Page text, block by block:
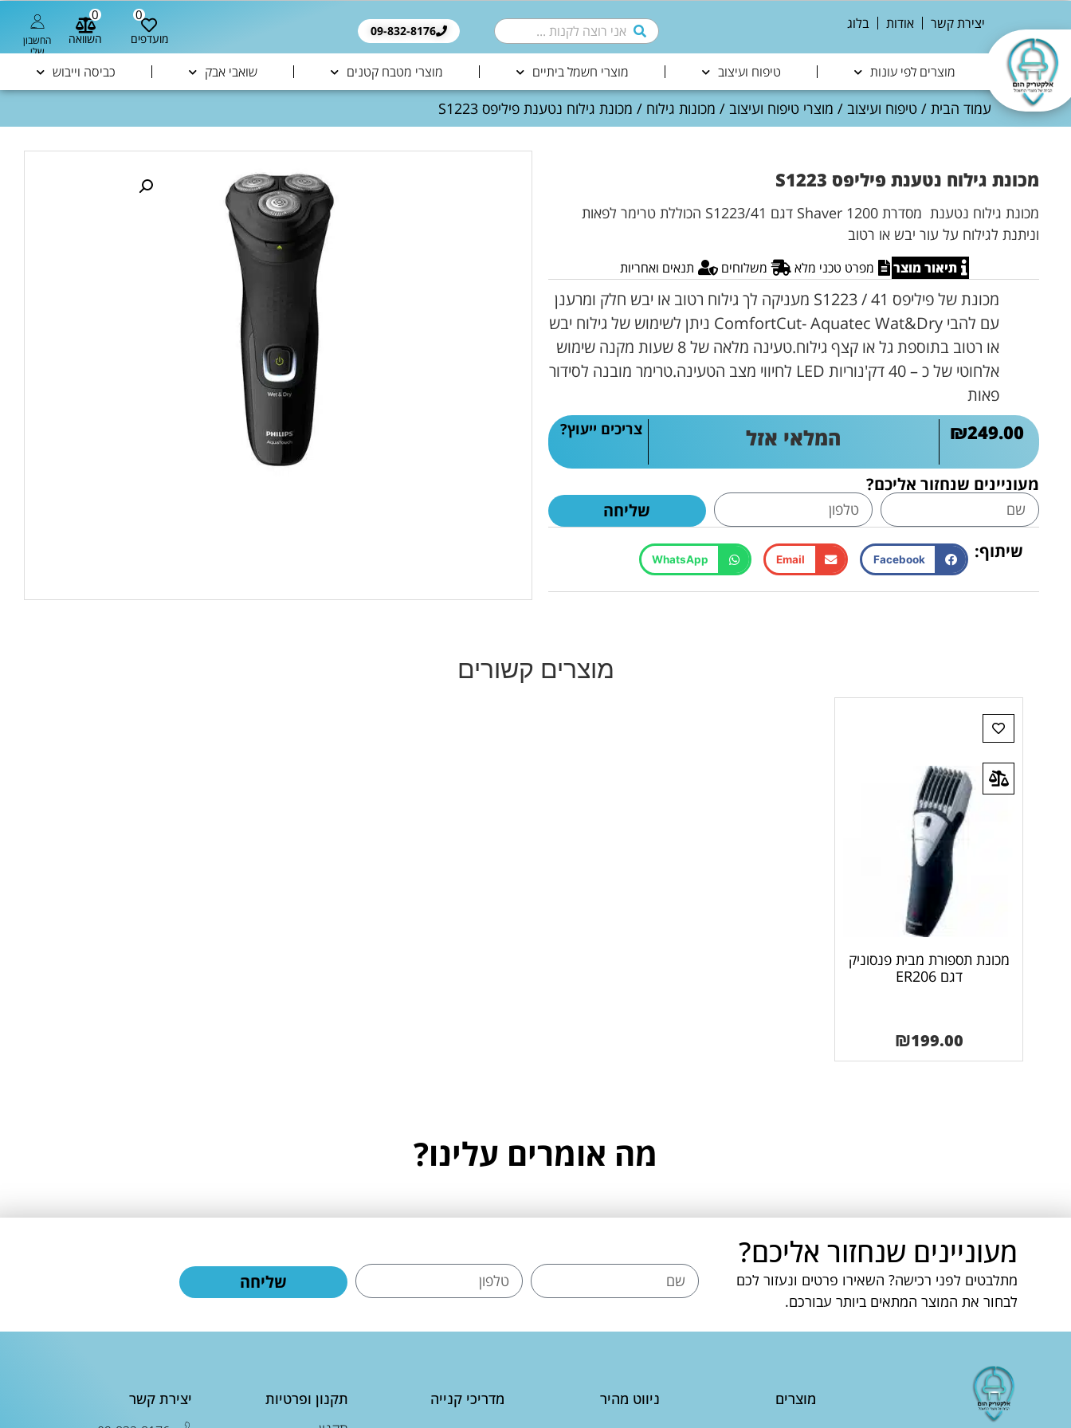
יצירת קשר אודות בלוג 09-832-8176​
מועדפים
0
השוואה
0
החשבון
שלי
מוצרים לפי עונות טיפוח ועיצוב מוצרי חשמל ביתיים מוצרי מטבח קטנים שואבי אבק כביסה וייבוש
עמוד הבית / טיפוח ועיצוב / מוצרי טיפוח ועיצוב / מכונות גילוח / מכונת גילוח נטענת פיליפס S1223
מכונת גילוח נטענת פיליפס S1223
מכונת גילוח נטענת מסדרת Shaver 1200 דגם S1223/41 הכוללת טרימר לפאות
וניתנת לגילוח על עור יבש או רטוב
תיאור מוצר מפרט טכני מלא משלוחים תנאים ואחריות
מכונת של פיליפס S1223 / 41 מעניקה לך גילוח רטוב או יבש חלק ומרענן
עם להבי ComfortCut- Aquatec Wat&Dry ניתן לשימוש של גילוח יבש
או רטוב בתוספת גל או קצף גילוח.טעינה מלאה של 8 שעות מקנה שימוש
אלחוטי של כ – 40 דק'נוריות LED לחיווי מצב הטעינה.טרימר מובנה לסידור
פאות
₪249.00 המלאי אזל צריכים ייעוץ?
מעוניינים שנחזור אליכם?
שליחה
שיתוף:
Facebook
Email
WhatsApp
מוצרים קשורים
מכונת תספורת מבית פנסוניק
דגם ER206
₪199.00
מה אומרים עלינו?
מעוניינים שנחזור אליכם?
מתלבטים לפני רכישה? השאירו פרטים ונעזור לכם
לבחור את המוצר המתאים ביותר עבורכם.
שליחה
מוצרים ניווט מהיר מדריכי קנייה
תקנון ופרטיות
יצירת קשר